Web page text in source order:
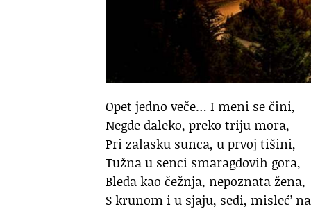
Opet jedno veče… I meni se čini,
Negde daleko, preko triju mora,
Pri zalasku sunca, u prvoj tišini,
Tužna u senci smaragdovih gora,
Bleda kao čežnja, nepoznata žena,
S krunom i u sjaju, sedi, misleć’